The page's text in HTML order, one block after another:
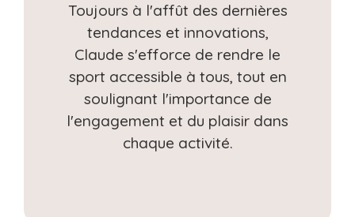
Toujours à l'affût des dernières
tendances et innovations,
Claude s'efforce de rendre le
sport accessible à tous, tout en
soulignant l'importance de
l'engagement et du plaisir dans
chaque activité.